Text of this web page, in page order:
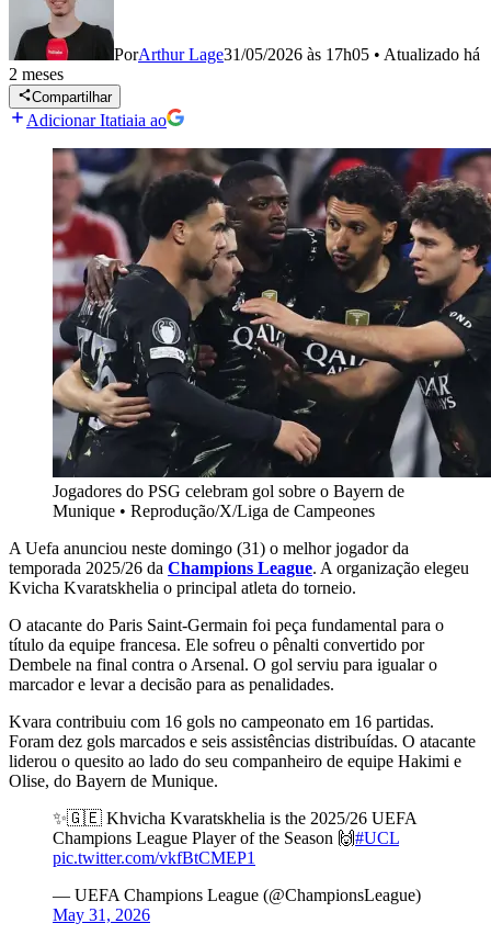
PorArthur Lage31/05/2026 às 17h05 • Atualizado há
2 meses
Compartilhar
Adicionar Itatiaia ao
Jogadores do PSG celebram gol sobre o Bayern de
Munique • Reprodução/X/Liga de Campeones
A Uefa anunciou neste domingo (31) o melhor jogador da
temporada 2025/26 da Champions League. A organização elegeu
Kvicha Kvaratskhelia o principal atleta do torneio.
O atacante do Paris Saint-Germain foi peça fundamental para o
título da equipe francesa. Ele sofreu o pênalti convertido por
Dembele na final contra o Arsenal. O gol serviu para igualar o
marcador e levar a decisão para as penalidades.
Kvara contribuiu com 16 gols no campeonato em 16 partidas.
Foram dez gols marcados e seis assistências distribuídas. O atacante
liderou o quesito ao lado do seu companheiro de equipe Hakimi e
Olise, do Bayern de Munique.
✨🇬🇪 Khvicha Kvaratskhelia is the 2025/26 UEFA
Champions League Player of the Season 🙌#UCL
pic.twitter.com/vkfBtCMEP1
— UEFA Champions League (@ChampionsLeague)
May 31, 2026